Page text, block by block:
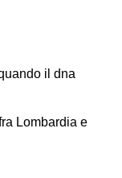
il dna
Lombardia e